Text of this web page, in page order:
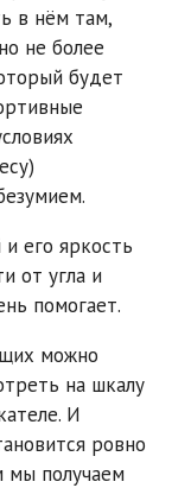
в нём там,
не более
будет
его яркость
от угла и
помогает.
можно
на шкалу
И
ровно
мы получаем